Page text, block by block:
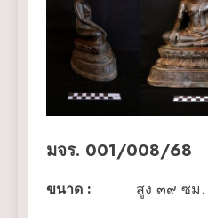
มจร. 001/008/68
ขนาด :
สูง ๓๙ ซม